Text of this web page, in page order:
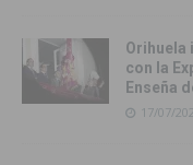
Orihuela
con la
Enseña
17/07/